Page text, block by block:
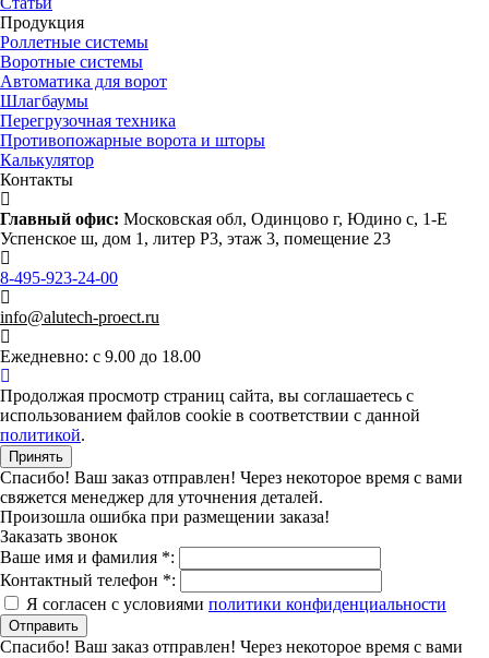
Продукция
Роллетные системы
Воротные системы
Автоматика для ворот
Шлагбаумы
Перегрузочная техника
Противопожарные ворота и шторы
Калькулятор
Контакты
Главный офис: Московская обл, Одинцово г, Юдино с, 1-Е
Успенское ш, дом 1, литер Р3, этаж 3, помещение 23
8-495-923-24-00
info@alutech-proect.ru
Ежедневно: с 9.00 до 18.00
Продолжая просмотр страниц сайта, вы соглашаетесь с
использованием файлов cookie в соответствии с данной
политикой.
Принять
Спасибо! Ваш заказ отправлен! Через некоторое время с вами
свяжется менеджер для уточнения деталей.
Произошла ошибка при размещении заказа!
Заказать звонок
Ваше имя и фамилия *:
Контактный телефон *:
Я согласен с условиями политики конфиденциальности
Спасибо! Ваш заказ отправлен! Через некоторое время с вами